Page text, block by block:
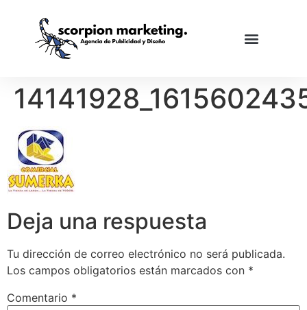
Deja una respuesta
Tu dirección de correo electrónico no será publicada.
Los campos obligatorios están marcados con *
Comentario *